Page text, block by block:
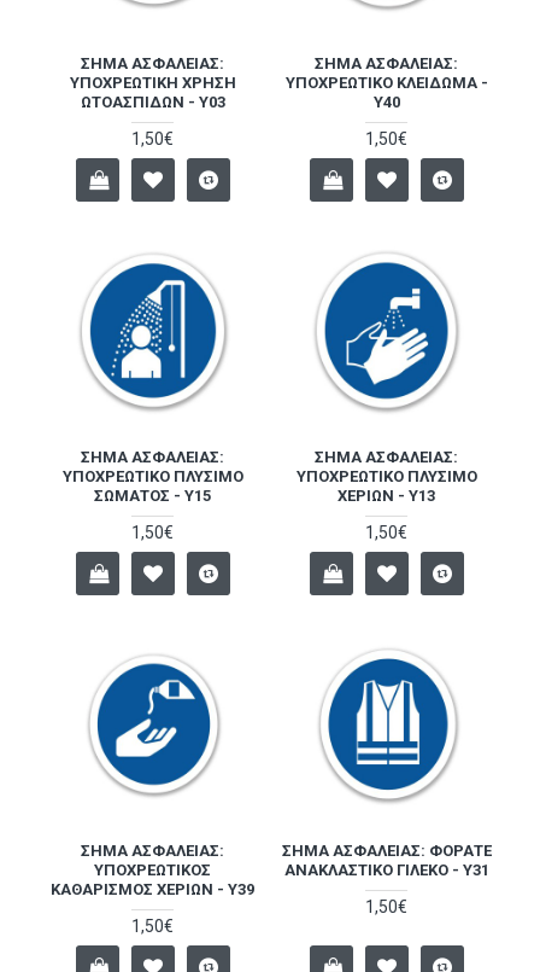
ΣΉΜΑ ΑΣΦΑΛΕΊΑΣ:
ΥΠΟΧΡΕΩΤΙΚΉ ΧΡΉΣΗ
ΩΤΟΑΣΠΊΔΩΝ - Y03
1,50€
ΣΉΜΑ ΑΣΦΑΛΕΊΑΣ:
ΥΠΟΧΡΕΩΤΙΚΌ ΚΛΕΊΔΩΜΑ -
Y40
1,50€
ΣΉΜΑ ΑΣΦΑΛΕΊΑΣ:
ΥΠΟΧΡΕΩΤΙΚΌ ΠΛΎΣΙΜΟ
ΣΏΜΑΤΟΣ - Y15
1,50€
ΣΉΜΑ ΑΣΦΑΛΕΊΑΣ:
ΥΠΟΧΡΕΩΤΙΚΌ ΠΛΎΣΙΜΟ
ΧΕΡΙΏΝ - Y13
1,50€
ΣΉΜΑ ΑΣΦΑΛΕΊΑΣ:
ΥΠΟΧΡΕΩΤΙΚΌΣ
ΚΑΘΑΡΙΣΜΌΣ ΧΕΡΙΏΝ - Y39
1,50€
ΣΉΜΑ ΑΣΦΑΛΕΊΑΣ: ΦΟΡΆΤΕ
ΑΝΑΚΛΑΣΤΙΚΌ ΓΙΛΈΚΟ - Y31
1,50€